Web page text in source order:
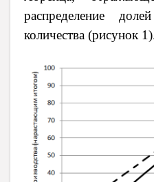
распределение
количества (рисунок